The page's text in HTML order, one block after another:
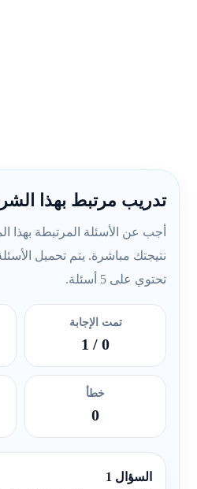
تدريب مرتبط بهذا
أجب عن الأسئلة المرتبطة بهذا
نتيجتك مباشرة. يتم تحميل
تحتوي على 5 أسئلة.
تمت الإجابة
0
/ 1
خطأ
0
السؤال 1